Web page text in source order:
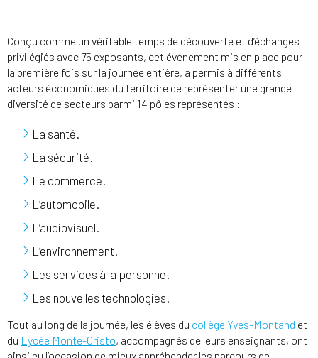
Conçu comme un véritable temps de découverte et d’échanges
privilégiés avec 75 exposants, cet événement mis en place pour
la première fois sur la journée entière, a permis à différents
acteurs économiques du territoire de représenter une grande
diversité de secteurs parmi 14 pôles représentés :
La santé.
La sécurité.
Le commerce.
L’automobile.
L’audiovisuel.
L’environnement.
Les services à la personne.
Les nouvelles technologies.
Tout au long de la journée, les élèves du collège Yves-Montand et
du Lycée Monte-Cristo, accompagnés de leurs enseignants, ont